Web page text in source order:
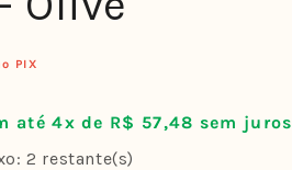
PIX
até 4x de R$ 57,48 sem juros
2 restante(s)